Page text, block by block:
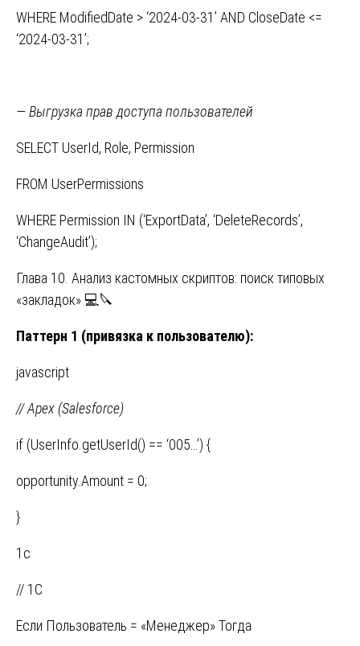
WHERE ModifiedDate > ‘2024-03-31’ AND CloseDate <=
‘2024-03-31’;
— Выгрузка прав доступа пользователей
SELECT UserId, Role, Permission
FROM UserPermissions
WHERE Permission IN (‘ExportData’, ‘DeleteRecords’,
‘ChangeAudit’);
Глава 10. Анализ кастомных скриптов: поиск типовых
«закладок» 💻🔪
Паттерн 1 (привязка к пользователю):
javascript
// Apex (Salesforce)
if (UserInfo.getUserId() == ‘005…’) {
opportunity.Amount = 0;
}
1c
// 1С
Если Пользователь = «Менеджер» Тогда